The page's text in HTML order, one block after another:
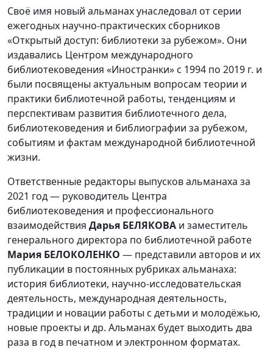
Своё имя новый альманах унаследовал от серии
ежегодных научно-практических сборников
«Открытый доступ: библиотеки за рубежом». Они
издавались Центром международного
библиотековедения «Иностранки» с 1994 по 2019 г. и
были посвящены актуальным вопросам теории и
практики библиотечной работы, тенденциям и
перспективам развития библиотечного дела,
библиотековедения и библиографии за рубежом,
событиям и фактам международной библиотечной
жизни.
Ответственные редакторы выпусков альманаха за
2021 год — руководитель Центра
библиотековедения и профессионального
взаимодействия Дарья БЕЛЯКОВА и заместитель
генерального директора по библиотечной работе
Мария БЕЛОКОЛЕНКО — представили авторов и их
публикации в постоянных рубриках альманаха:
история библиотеки, научно-исследовательская
деятельность, международная деятельность,
традиции и новации работы с детьми и молодёжью,
новые проекты и др. Альманах будет выходить два
раза в год в печатном и электронном форматах.